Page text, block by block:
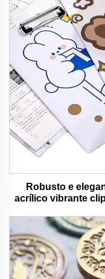
Robusto e
acrílico vibrante